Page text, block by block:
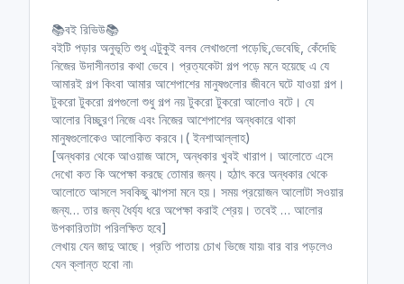
e
e
n
📚বই রিভিউ📚
বইটি পড়ার অনুভূতি শুধু এটুকুই বলব লেখাগুলো পড়েছি,ভেবেছি, কেঁদেছি
নিজের উদাসীনতার কথা ভেবে। প্রত্যকেটা গল্প পড়ে মনে হয়েছে এ যে
আমারই গল্প কিংবা আমার আশেপাশের মানুষগুলোর জীবনে ঘটে যাওয়া গল্প।
টুকরো টুকরো গল্পগুলো শুধু গল্প নয় টুকরো টুকরো আলোও বটে। যে
আলোর বিচ্ছুরণ নিজে এবং নিজের আশেপাশের অন্ধকারে থাকা
মানুষগুলোকেও আলোকিত করবে।( ইনশাআল্লাহ)
[অন্ধকার থেকে আওয়াজ আসে, অন্ধকার খুবই খারাপ। আলোতে এসে
দেখো কত কি অপেক্ষা করছে তোমার জন্য। হঠাৎ করে অন্ধকার থেকে
আলোতে আসলে সবকিছু ঝাপসা মনে হয়। সময় প্রয়োজন আলোটা সওয়ার
জন্য… তার জন্য ধৈর্য্য ধরে অপেক্ষা করাই শ্রেয়। তবেই … আলোর
উপকারিতাটা পরিলক্ষিত হবে]
লেখায় যেন জাদু আছে। প্রতি পাতায় চোখ ভিজে যায়৷ বার বার পড়লেও
যেন ক্লান্ত হবো না৷